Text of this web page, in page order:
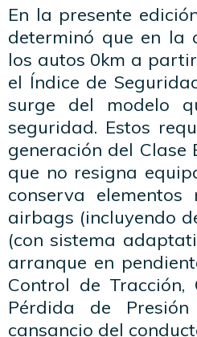
En la presente
determinó que en la
los autos 0km a
el Índice de
surge del modelo
seguridad. Estos
generación del Clase
que no resigna
conserva
airbags (incluyendo
(con sistema
arranque en
Control de
Pérdida de
cansancio del